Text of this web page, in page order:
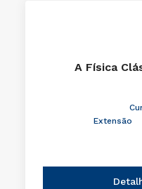
A Física
Extensão